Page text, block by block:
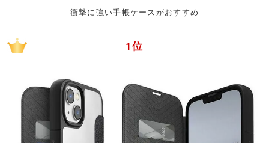
衝撃に強い手帳ケースがおすすめ
1位